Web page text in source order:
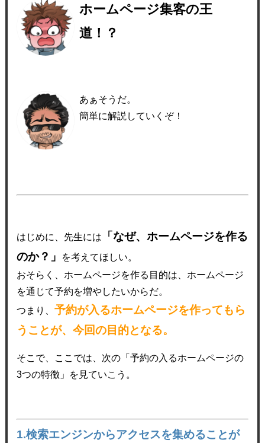
ホームページ集客の王
道！？
あぁそうだ。
簡単に解説していくぞ！
はじめに、先生には
「なぜ、ホームページを作る
のか？」
を考えてほしい。
おそらく、ホームページを作る目的は、ホームページ
を通じて予約を増やしたいからだ。
つまり、 予約が入るホームページを作ってもら
うことが、今回の目的となる。
そこで、ここでは、次の「予約の入るホームページの
3つの特徴」を見ていこう。
1.検索エンジンからアクセスを集めることが